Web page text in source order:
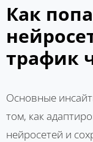
Как
трафик
Основные
том, как
нейросетей и